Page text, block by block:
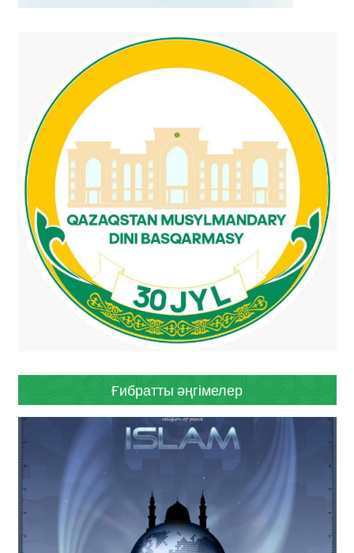
Ғибратты әңгімелер